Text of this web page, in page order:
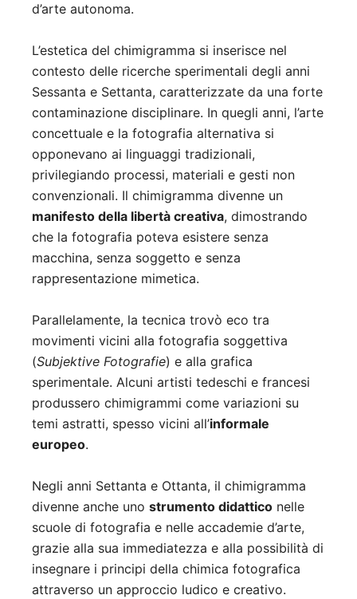
d’arte autonoma.
L’estetica del chimigramma si inserisce nel
contesto delle ricerche sperimentali degli anni
Sessanta e Settanta, caratterizzate da una forte
contaminazione disciplinare. In quegli anni, l’arte
concettuale e la fotografia alternativa si
opponevano ai linguaggi tradizionali,
privilegiando processi, materiali e gesti non
convenzionali. Il chimigramma divenne un
manifesto della libertà creativa, dimostrando
che la fotografia poteva esistere senza
macchina, senza soggetto e senza
rappresentazione mimetica.
Parallelamente, la tecnica trovò eco tra
movimenti vicini alla fotografia soggettiva
(Subjektive Fotografie) e alla grafica
sperimentale. Alcuni artisti tedeschi e francesi
produssero chimigrammi come variazioni su
temi astratti, spesso vicini all’informale
europeo.
Negli anni Settanta e Ottanta, il chimigramma
divenne anche uno strumento didattico nelle
scuole di fotografia e nelle accademie d’arte,
grazie alla sua immediatezza e alla possibilità di
insegnare i principi della chimica fotografica
attraverso un approccio ludico e creativo.